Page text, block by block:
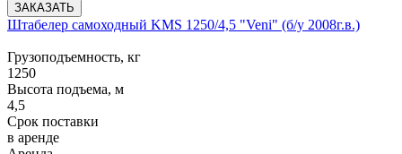
ЗАКАЗАТЬ
Штабелер самоходный KMS 1250/4,5 "Veni" (б/у 2008г.в.)
Грузоподъемность, кг
1250
Высота подъема, м
4,5
Срок поставки
в аренде